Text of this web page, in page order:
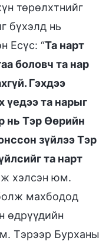
төрөлхтнийг
бүхэлд нь
Есүс: “Та нарт
боловч та нар
Гэхдээ
үедээ та нарыг
нь Тэр Өөрийн
зүйлээ Тэр
та нарт
хэлсэн юм.
махбодод
өдрүүдийн
Тэрээр Бурханы